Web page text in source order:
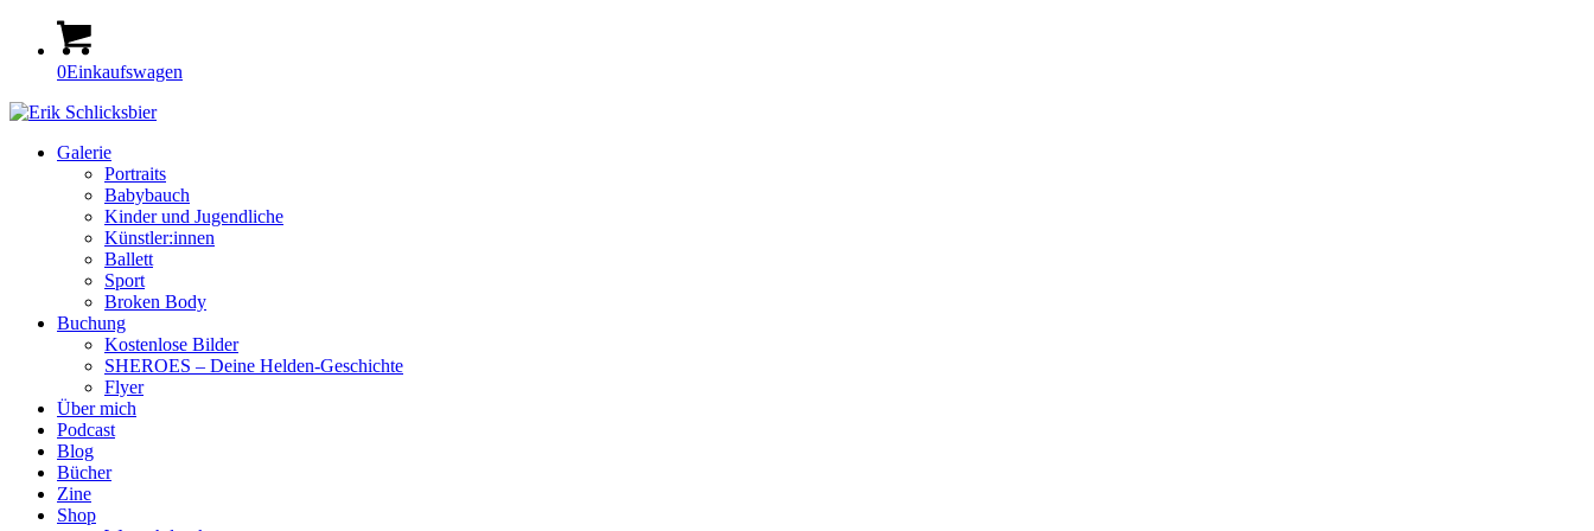
0Einkaufswagen
Galerie
Portraits
Babybauch
Kinder und Jugendliche
Künstler:innen
Ballett
Sport
Broken Body
Buchung
Kostenlose Bilder
SHEROES – Deine Helden-Geschichte
Flyer
Über mich
Podcast
Blog
Bücher
Zine
Shop